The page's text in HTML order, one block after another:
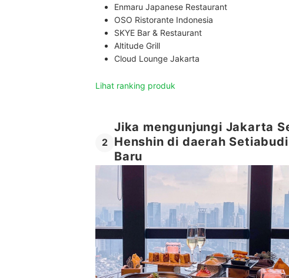
Enmaru Japanese Restaurant
OSO Ristorante Indonesia
SKYE Bar & Restaurant
Altitude Grill
Cloud Lounge Jakarta
Lihat ranking produk
2
Jika mengunjungi Jakarta
Henshin di daerah
Baru